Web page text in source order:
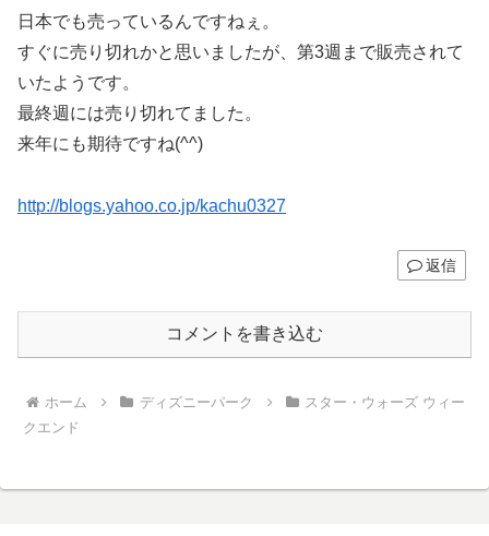
日本でも売っているんですねぇ。
すぐに売り切れかと思いましたが、第3週まで販売されて
いたようです。
最終週には売り切れてました。
来年にも期待ですね(^^)
http://blogs.yahoo.co.jp/kachu0327
返信
コメントを書き込む
ホーム ディズニーパーク
スター・ウォーズ ウィー
クエンド